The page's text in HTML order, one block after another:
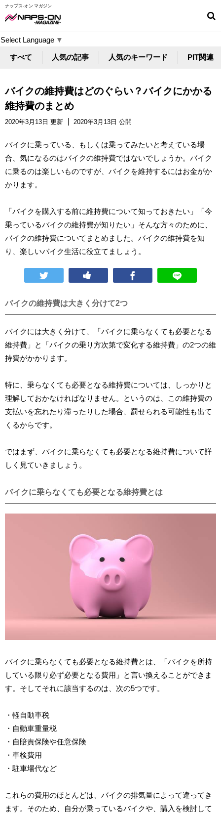
ナップス-オン マガジン
Select Language ▼
すべて 人気の記事 人気のキーワード PIT関連
バイクの維持費はどのぐらい？バイクにかかる
維持費のまとめ
2020年3月13日 更新 2020年3月13日 公開
バイクに乗っている、もしくは乗ってみたいと考えている場
合、気になるのはバイクの維持費ではないでしょうか。バイク
に乗るのは楽しいものですが、バイクを維持するにはお金がか
かります。
「バイクを購入する前に維持費について知っておきたい」「今
乗っているバイクの維持費が知りたい」そんな方々のために、
バイクの維持費についてまとめました。バイクの維持費を知
り、楽しいバイク生活に役立てましょう。
バイクの維持費は大きく分けて2つ
バイクには大きく分けて、「バイクに乗らなくても必要となる
維持費」と「バイクの乗り方次第で変化する維持費」の2つの維
持費がかかります。
特に、乗らなくても必要となる維持費については、しっかりと
理解しておかなければなりません。というのは、この維持費の
支払いを忘れたり滞ったりした場合、罰せられる可能性も出て
くるからです。
ではまず、バイクに乗らなくても必要となる維持費について詳
しく見ていきましょう。
バイクに乗らなくても必要となる維持費とは
バイクに乗らなくても必要となる維持費とは、「バイクを所持
している限り必ず必要となる費用」と言い換えることができま
す。そしてそれに該当するのは、次の5つです。
・軽自動車税
・自動車重量税
・自賠責保険や任意保険
・車検費用
・駐車場代など
これらの費用のほとんどは、バイクの排気量によって違ってき
ます。そのため、自分が乗っているバイクや、購入を検討して